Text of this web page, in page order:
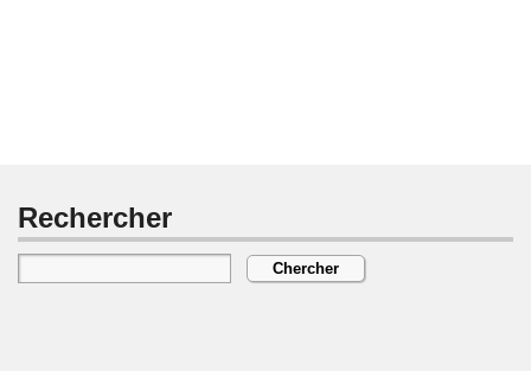
Rechercher